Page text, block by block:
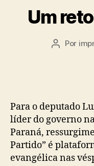
Um
Autor
Por
Para o deputado
líder do governo
Paraná,
Partido” é
evangélica nas